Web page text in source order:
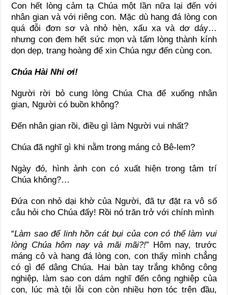
Con hết lòng cảm tạ Chúa một lần nữa lại đến với
nhân gian và với riêng con. Mặc dù hang đá lòng con
quá đỗi đơn sơ và nhỏ hèn, xấu xa và dơ dáy…
nhưng con đem hết sức mọn và tấm lòng thành kính
dọn dẹp, trang hoàng để xin Chúa ngự đến cùng con.
Chúa Hài Nhi ơi!
Người rời bỏ cung lòng Chúa Cha để xuống nhân
gian, Người có buồn không?
Đến nhân gian rồi, điều gì làm Người vui nhất?
Chúa đã nghĩ gì khi nằm trong máng cỏ Bê-lem?
Ngày đó, hình ảnh con có xuất hiện trong tâm trí
Chúa không?…
Đứa con nhỏ dại khờ của Người, đã tự đặt ra vô số
câu hỏi cho Chúa đấy! Rồi nó trăn trở với chính mình
“Làm sao để linh hồn cát bụi của con có thể làm vui
lòng Chúa hôm nay và mãi mãi?!” Hôm nay, trước
máng cỏ và hang đá lòng con, con thấy mình chẳng
có gì để dâng Chúa. Hai bàn tay trắng không công
nghiệp, làm sao con dám nghĩ đến công nghiệp của
con, lúc mà tội lỗi con còn nhiều hơn tóc trên đầu,